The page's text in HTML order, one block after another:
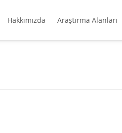
Hakkımızda Araştırma Alanları